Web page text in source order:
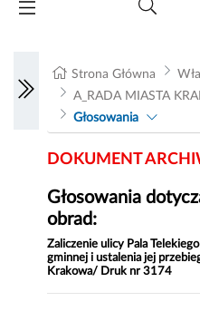
Strona Główna
A_RADA MIASTA
Głosowania
DOKUMENT
Głosowania
obrad:
Zaliczenie ulicy Pala
gminnej i ustalenia jej
Krakowa/ Druk nr 3174